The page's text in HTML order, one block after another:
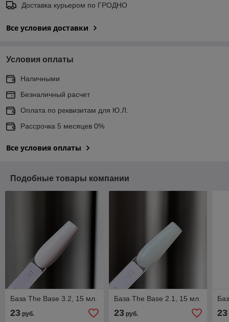
Доставка курьером по ГРОДНО
Все условия доставки
Условия оплаты
Наличными
Безналичный расчет
Оплата по реквизитам для Ю.Л.
Рассрочка 5 месяцев 0%
Все условия оплаты
Подобные товары компании
База The Base 3.2, 15 мл.
23 руб.
База The Base 2.1, 15 мл.
23руб. 23